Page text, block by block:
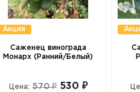
Акция
Саженец винограда
Монарх (Ранний/Белый)
Цена: 570 ₽ 530 ₽